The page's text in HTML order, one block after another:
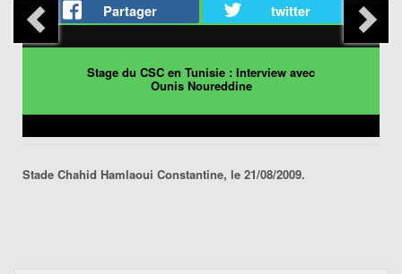
Partager twitter
Stage du CSC en Tunisie : Interview avec
Ounis Noureddine
Stade Chahid Hamlaoui Constantine, le 21/08/2009.